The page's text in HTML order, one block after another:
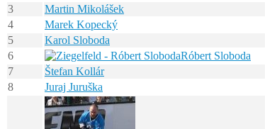
3
Martin Mikolášek
4
Marek Kopecký
5
Karol Sloboda
6
Róbert Sloboda
7
Štefan Kollár
8
Juraj Juruška